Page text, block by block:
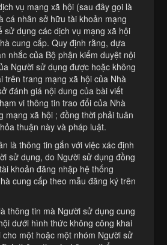
vụ mạng xã hội (sau đây gọi là
cá nhân sở hữu tài khoản mạng
sử dụng các dịch vụ mạng xã hội
cung cấp. Quy định rằng, dựa
nhắc của Bộ phận kiểm duyệt nội
Người sử dụng được hoặc không
trên trang mạng xã hội của Nhà
đánh giá nội dung của bài viết
vi thông tin trao đổi của Nhà
mạng xã hội ; đồng thời phải tuân
thuận này và pháp luật.
là thông tin gắn với việc xác định
sử dụng, do Người sử dụng đồng
khoản đăng nhập hệ thống
cung cấp theo mẫu đăng ký trên
thông tin mà Người sử dụng cung
dưới hình thức không công khai
một hoặc một nhóm Người sử